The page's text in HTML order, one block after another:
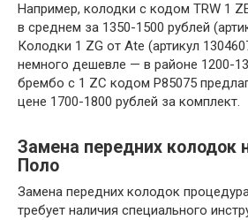
Например, колодки с кодом TRW 1
в среднем за 1350-1500 рублей
Колодки 1 ZG от Ate (артикул
немного дешевле — в районе 1200-
брембо с 1 ZC кодом P85075
цене 1700-1800 рублей за комплект.
Замена передних колодок
Поло
Замена передних колодок
требует наличия специального